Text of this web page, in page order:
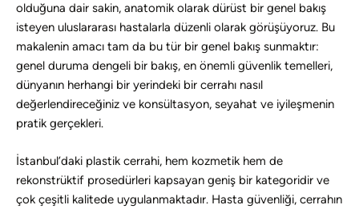
olduğuna dair sakin, anatomik olarak dürüst bir genel bakış
isteyen uluslararası hastalarla düzenli olarak görüşüyoruz. Bu
makalenin amacı tam da bu tür bir genel bakış sunmaktır:
genel duruma dengeli bir bakış, en önemli güvenlik temelleri,
dünyanın herhangi bir yerindeki bir cerrahı nasıl
değerlendireceğiniz ve konsültasyon, seyahat ve iyileşmenin
pratik gerçekleri.
İstanbul’daki plastik cerrahi, hem kozmetik hem de
rekonstrüktif prosedürleri kapsayan geniş bir kategoridir ve
çok çeşitli kalitede uygulanmaktadır. Hasta güvenliği, cerrahın